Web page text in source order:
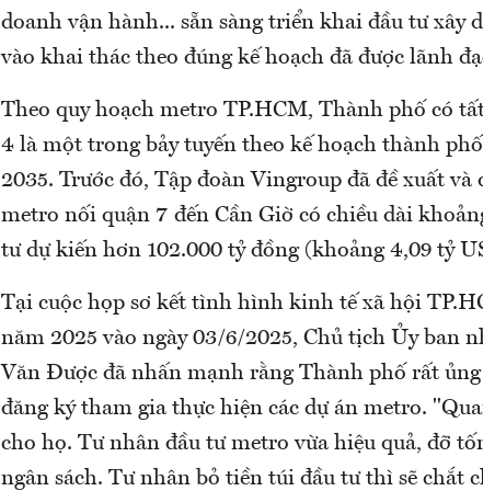
doanh vận hành... sẵn sàng triển khai đầu tư xây
vào khai thác theo đúng kế hoạch đã được lãnh
Theo quy hoạch metro TP.HCM, Thành phố có
4 là một trong bảy tuyến theo kế hoạch thành
2035. Trước đó, Tập đoàn Vingroup đã đề xuất và
metro nối quận 7 đến Cần Giờ có chiều dài
tư dự kiến hơn 102.000 tỷ đồng (khoảng 4,09 tỷ
Tại cuộc họp sơ kết tình hình kinh tế xã hội
năm 2025 vào ngày 03/6/2025, Chủ tịch Ủy ban
Văn Được đã nhấn mạnh rằng Thành phố rất
đăng ký tham gia thực hiện các dự án metro.
cho họ. Tư nhân đầu tư metro vừa hiệu quả, đỡ
ngân sách. Tư nhân bỏ tiền túi đầu tư thì sẽ chắt